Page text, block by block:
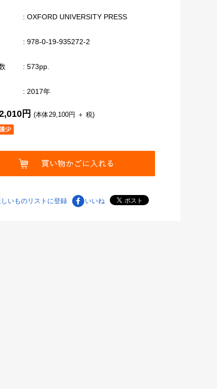
: OXFORD UNIVERSITY PRESS
: 978-0-19-935272-2
: 573pp.
: 2017年
円 (本体29,100円 ＋ 税)
いものリストに登録 いいね